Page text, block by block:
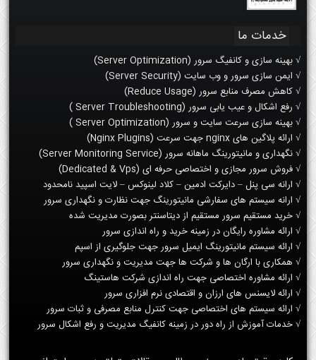
خدمات ما
√ بهینه سازی و کانفیگ سرور (Server Optimization)
√ ایمن سازی سرور و وب سایت (Server Security)
√ کاهش مصرف منابع سرور (Reduce Usage)
√ رفع اشکال و عیب یابی سرور (Server Troubleshooting )
√ بهینه سازی سرعت سایت و سرور (Server Optimization )
√ ارائه پلاگین های nginx جهت سرعت (Nginx Plugins)
√ نگهداری و مانیتورینگ ماهانه سرور (Server Monitoring Service)
√ فروش سرور مجازی و اختصاصی حرفه ای (Dedicated & Vps)
√ ارانه سی پنل – دایرکت ادمین – کلاد لینوکس – لایت اسپید نامحدود
√ ارانه سیستم های سفارشی مانیتورینگ جهت نظارت و نگهداری سرور
√ خرید مستقیم سرور مستقیم از دیتاسنتر بصورت مدیریت شده
√ ارائه مشاوره رایگان در زمینه خرید و راه اندازی سرور
√ ارائه سیستم مانیتورینگ ایمیل سرور جهت جلوگیری از اسپم
√ همکاری با ارگان ها و شرکت ها جهت مدیریت و نگهداری سرور
√ ارائه مشاوره اختصاصی جهت راه اندازی شرکت هاستینگ
√ ارائه لایسنس های ارزان و اقتصادی نرم افزاری سرور
√ ارائه سیستم های اختصاصی جهت کنترل منابع مصرفی و ثبات سرور
√ خدمات آموزش از راه دور در زمینه کانفیگ مدیریت و رفع اشکال سرور